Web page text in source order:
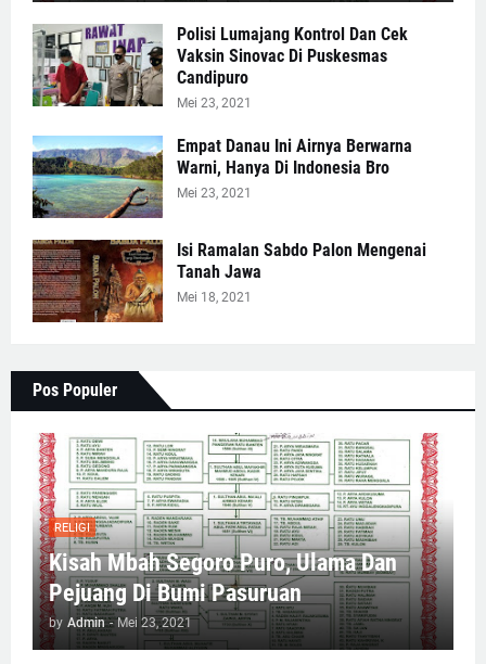
Polisi Lumajang Kontrol Dan Cek
Vaksin Sinovac Di Puskesmas
Candipuro
Mei 23, 2021
Empat Danau Ini Airnya Berwarna
Warni, Hanya Di Indonesia Bro
Mei 23, 2021
Isi Ramalan Sabdo Palon Mengenai
Tanah Jawa
Mei 18, 2021
Pos Populer
RELIGI
Kisah Mbah Segoro Puro, Ulama Dan
Pejuang Di Bumi Pasuruan
by Admin - Mei 23, 2021